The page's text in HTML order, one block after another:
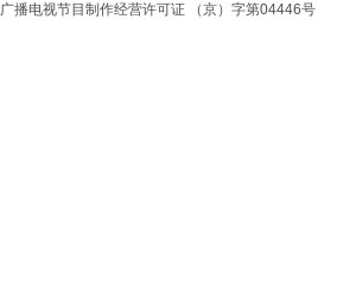
广播电视节目制作经营许可证 （京）字第04446